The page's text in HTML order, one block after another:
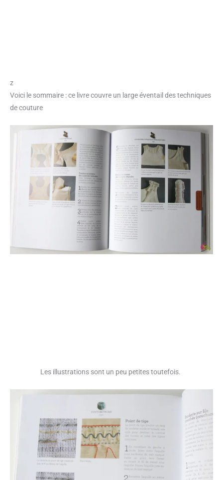
z
Voici le sommaire : ce livre couvre un large éventail des techniques
de couture
Les illustrations sont un peu petites toutefois.